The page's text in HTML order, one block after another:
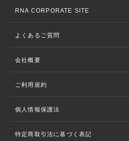
RNA CORPORATE SITE
よくあるご質問
会社概要
ご利用規約
個人情報保護法
特定商取引法に基づく表記